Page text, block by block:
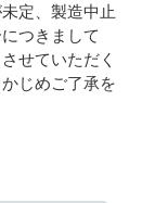
定、製造中止
つきまして
せていただく
じめご了承を